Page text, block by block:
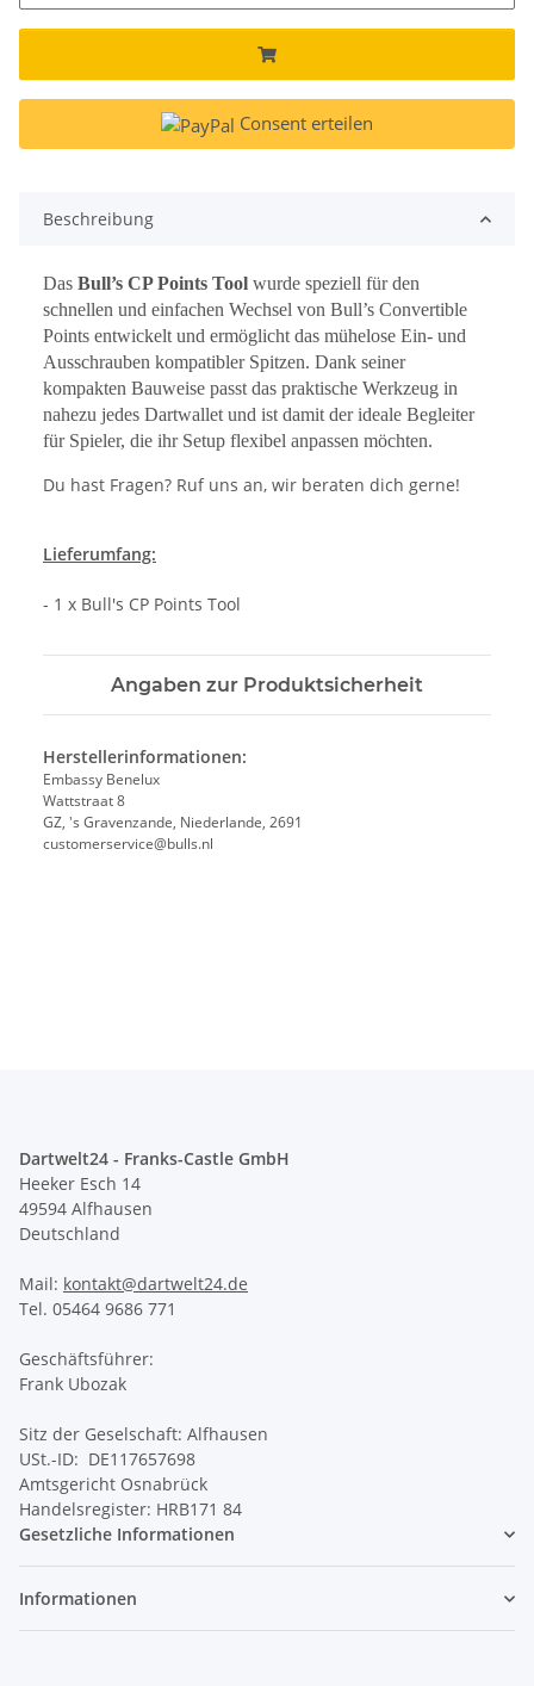
Consent erteilen
Beschreibung
Das Bull’s CP Points Tool wurde speziell für den
schnellen und einfachen Wechsel von Bull’s Convertible
Points entwickelt und ermöglicht das mühelose Ein- und
Ausschrauben kompatibler Spitzen. Dank seiner
kompakten Bauweise passt das praktische Werkzeug in
nahezu jedes Dartwallet und ist damit der ideale Begleiter
für Spieler, die ihr Setup flexibel anpassen möchten.
Du hast Fragen? Ruf uns an, wir beraten dich gerne!
Lieferumfang:
- 1 x Bull's CP Points Tool
Angaben zur Produktsicherheit
Herstellerinformationen:
Embassy Benelux
Wattstraat 8
GZ, 's Gravenzande, Niederlande, 2691
customerservice@bulls.nl
Dartwelt24 - Franks-Castle GmbH
Heeker Esch 14
49594 Alfhausen
Deutschland
Mail: kontakt@dartwelt24.de
Tel. 05464 9686 771
Geschäftsführer:
Frank Ubozak
Sitz der Geselschaft: Alfhausen
USt.-ID: DE117657698
Amtsgericht Osnabrück
Handelsregister: HRB171 84
Gesetzliche Informationen
Informationen